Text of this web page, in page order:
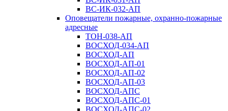
ВС-ИК-032-АП
Оповещатели пожарные, охранно-пожарные
адресные
ТОН-038-АП
ВОСХОД-034-АП
ВОСХОД-АП
ВОСХОД-АП-01
ВОСХОД-АП-02
ВОСХОД-АП-03
ВОСХОД-АПС
ВОСХОД-АПС-01
ВОСХОД-АПС-02